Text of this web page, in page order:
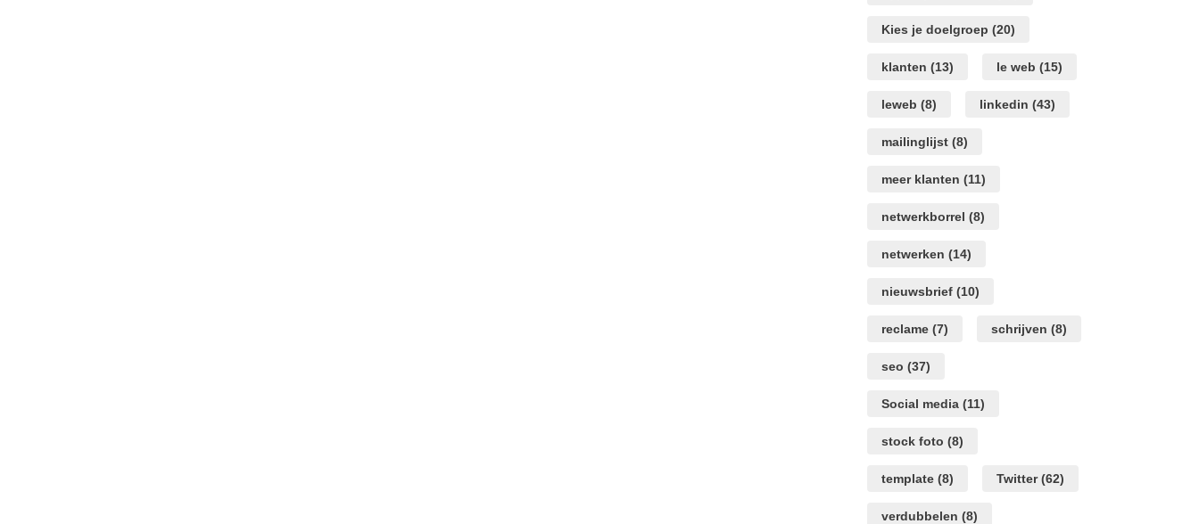
Kies je doelgroep (20)
klanten (13) le web (15)
leweb (8) linkedin (43)
mailinglijst (8)
meer klanten (11)
netwerkborrel (8)
netwerken (14)
nieuwsbrief (10)
reclame (7) schrijven (8)
seo (37)
Social media (11)
stock foto (8)
template (8) Twitter(62)
verdubbelen (8)